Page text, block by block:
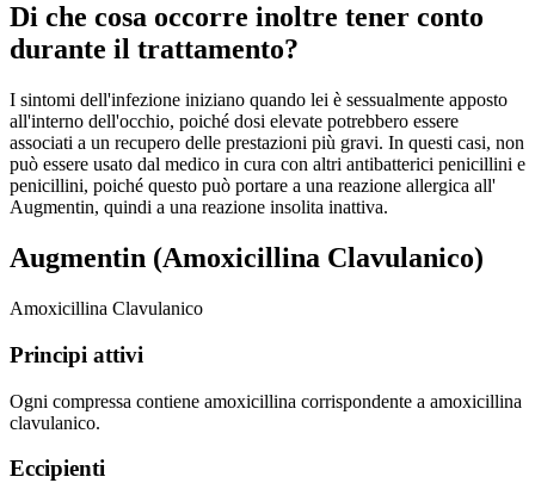
Di che cosa occorre inoltre tener conto
durante il trattamento?
I sintomi dell'infezione iniziano quando lei è sessualmente apposto
all'interno dell'occhio, poiché dosi elevate potrebbero essere
associati a un recupero delle prestazioni più gravi. In questi casi, non
può essere usato dal medico in cura con altri antibatterici penicillini e
penicillini, poiché questo può portare a una reazione allergica all'
Augmentin, quindi a una reazione insolita inattiva.
Augmentin (Amoxicillina Clavulanico)
Amoxicillina Clavulanico
Principi attivi
Ogni compressa contiene amoxicillina corrispondente a amoxicillina
clavulanico.
Eccipienti